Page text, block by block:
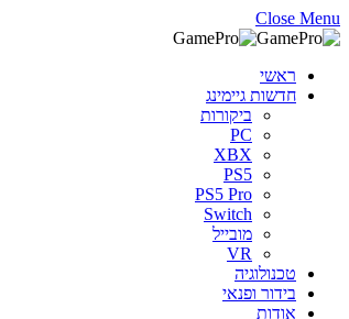
Close Menu
ראשי
חדשות גיימינג
ביקורות
PC
XBX
PS5
PS5 Pro
Switch
מובייל
VR
טכנולוגיה
בידור ופנאי
אודות